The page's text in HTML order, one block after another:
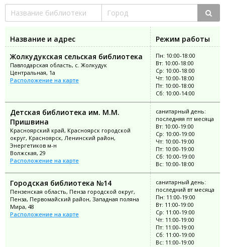
Название и адрес
Режим работы
Жолкудукская сельская библиотека
Павлодарская область, с. Жолкудук
Центральная, 1а
Расположение на карте
Пн: 10:00-18:00
Вт: 10:00-18:00
Ср: 10:00-18:00
Чт: 10:00-18:00
Пт: 10:00-18:00
Сб: 10:00-14:00
Детская библиотека им. М.М.
Пришвина
Красноярский край, Красноярск городской
округ, Красноярск, Ленинский район,
Энергетиков м-н
Волжская, 29
Расположение на карте
санитарный день:
последняя пт месяца
Вт: 10:00-19:00
Ср: 10:00-19:00
Чт: 10:00-19:00
Пт: 10:00-19:00
Сб: 10:00-19:00
Вс: 10:00-18:00
Городская библиотека №14
Пензенская область, Пенза городской округ,
Пенза, Первомайский район, Западная поляна
Мира, 48
Расположение на карте
санитарный день:
последний вт месяца
Пн: 11:00-19:00
Вт: 11:00-19:00
Ср: 11:00-19:00
Чт: 11:00-19:00
Пт: 11:00-19:00
Сб: 11:00-19:00
Вс: 11:00-19:00